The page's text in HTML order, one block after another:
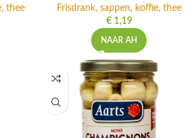
thee
Frisdrank, sappen, koffie, thee
€1,19
NAAR AH